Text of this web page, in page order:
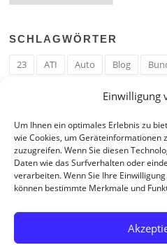
Einwilligung
Um Ihnen ein optimales Erlebnis zu
wie Cookies, um Geräteinformationen
zuzugreifen. Wenn Sie diesen
Daten wie das Surfverhalten oder
verarbeiten. Wenn Sie Ihre
können bestimmte Merkmale und
SCHLAGWÖRTER
23 ATI Auto Blog
Google
Hack Hand HE
Krefeld
Liebe Linux u.
RAM
Regeln RZ Spam
Video
Weblog Welt